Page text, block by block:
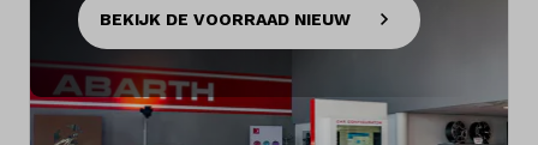
BEKIJK DE VOORRAAD NIEUW